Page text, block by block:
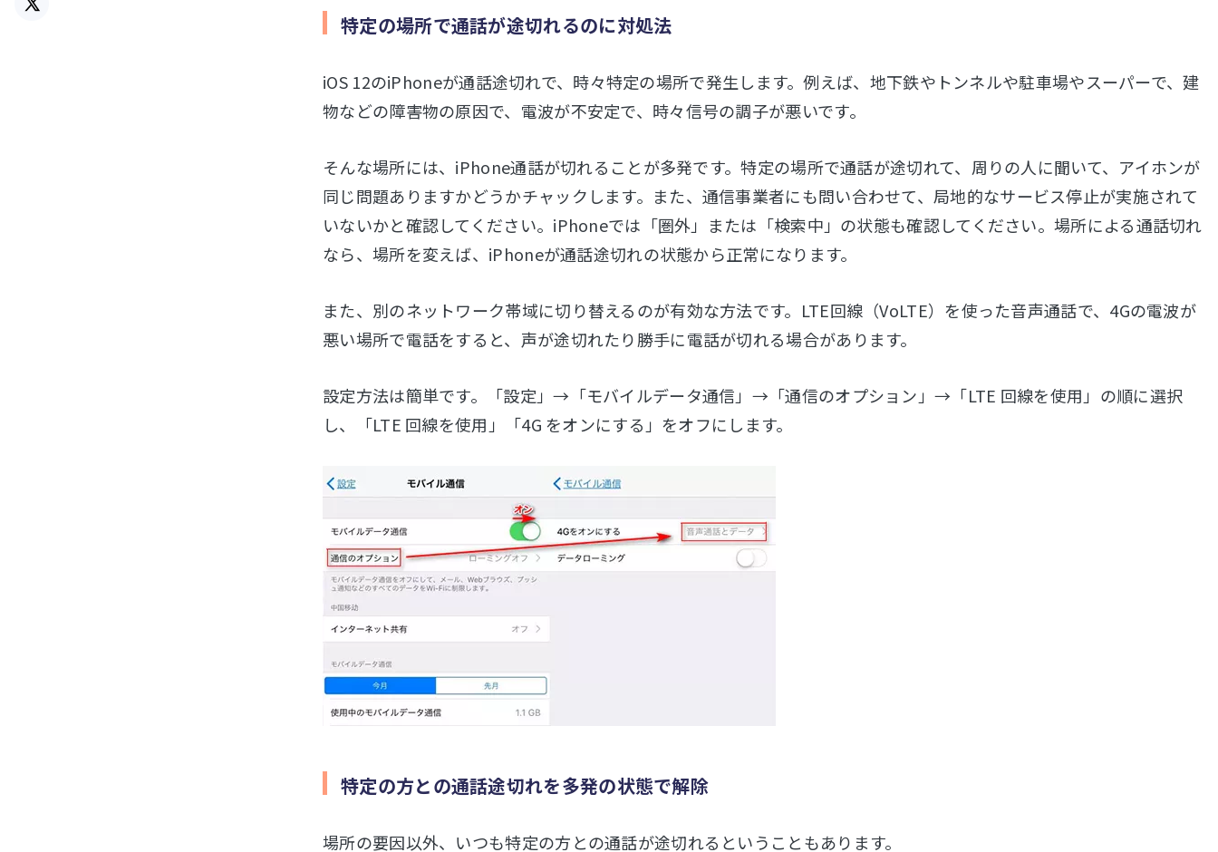
特定の場所で通話が途切れるのに対処法
iOS 12のiPhoneが通話途切れで、時々特定の場所で発生します。例えば、地下鉄やトンネルや駐車場やスーパーで、建
物などの障害物の原因で、電波が不安定で、時々信号の調子が悪いです。
そんな場所には、iPhone通話が切れることが多発です。特定の場所で通話が途切れて、周りの人に聞いて、アイホンが
同じ問題ありますかどうかチャックします。また、通信事業者にも問い合わせて、局地的なサービス停止が実施されて
いないかと確認してください。iPhoneでは「圏外」または「検索中」の状態も確認してください。場所による通話切れ
なら、場所を変えば、iPhoneが通話途切れの状態から正常になります。
また、別のネットワーク帯域に切り替えるのが有効な方法です。LTE回線（VoLTE）を使った音声通話で、4Gの電波が
悪い場所で電話をすると、声が途切れたり勝手に電話が切れる場合があります。
設定方法は簡単です。「設定」→「モバイルデータ通信」→「通信のオプション」→「LTE 回線を使用」の順に選択
し、「LTE 回線を使用」「4G をオンにする」をオフにします。
特定の方との通話途切れを多発の状態で解除
場所の要因以外、いつも特定の方との通話が途切れるということもあります。